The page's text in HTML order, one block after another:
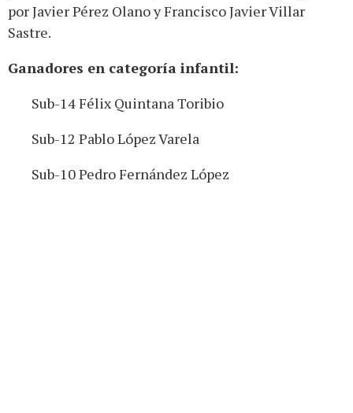
por Javier Pérez Olano y Francisco Javier Villar
Sastre.
Ganadores en categoría infantil:
Sub-14 Félix Quintana Toribio
Sub-12 Pablo López Varela
Sub-10 Pedro Fernández López